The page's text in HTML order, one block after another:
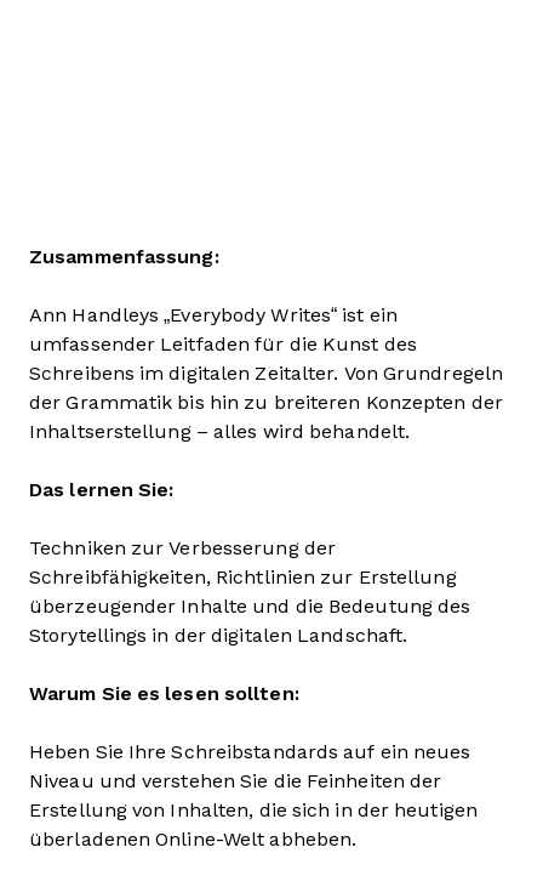
Zusammenfassung:
Ann Handleys „Everybody Writes“ ist ein
umfassender Leitfaden für die Kunst des
Schreibens im digitalen Zeitalter. Von Grundregeln
der Grammatik bis hin zu breiteren Konzepten der
Inhaltserstellung – alles wird behandelt.
Das lernen Sie:
Techniken zur Verbesserung der
Schreibfähigkeiten, Richtlinien zur Erstellung
überzeugender Inhalte und die Bedeutung des
Storytellings in der digitalen Landschaft.
Warum Sie es lesen sollten:
Heben Sie Ihre Schreibstandards auf ein neues
Niveau und verstehen Sie die Feinheiten der
Erstellung von Inhalten, die sich in der heutigen
überladenen Online-Welt abheben.